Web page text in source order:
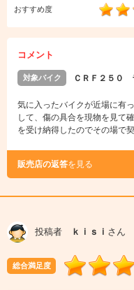
おすすめ度
コメント
対象バイク ＣＲＦ２５０
気に入ったバイクが近場に有
して、傷の具合を現物を見て
を受け納得したのでその場で契
販売店の返答を見る
投稿者 ｋｉｓｉ さん
総合満足度